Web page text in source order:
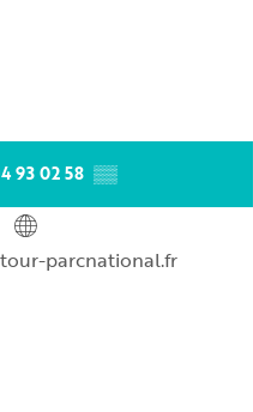
93 02 58 ▒▒
parcnational.fr